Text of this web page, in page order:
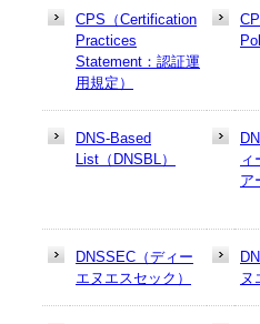
CPS（Certification
Practices
Statement：認証運
用規定）
DNS-Based
List（DNSBL）
ィ
ア
DNSSEC（ディー
エヌエスセック）
ヌ